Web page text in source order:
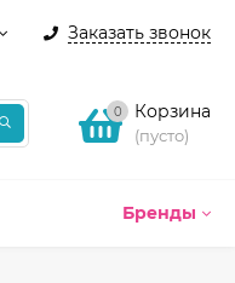
Заказать звонок
0 Корзина
(пусто)
Бренды